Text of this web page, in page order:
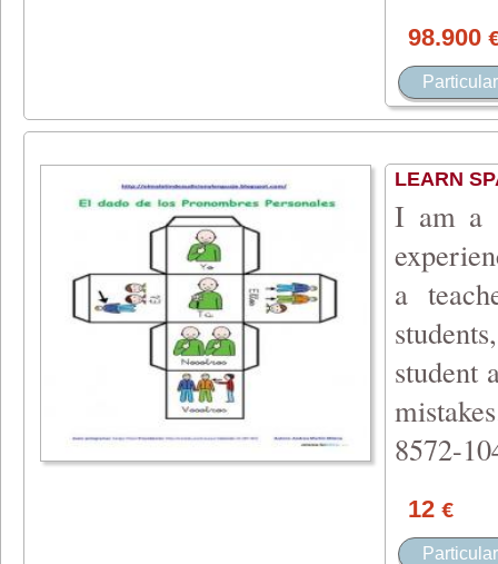
98.900
Particular
LEARN
I am a
a
student
8572-
12 €
Particular